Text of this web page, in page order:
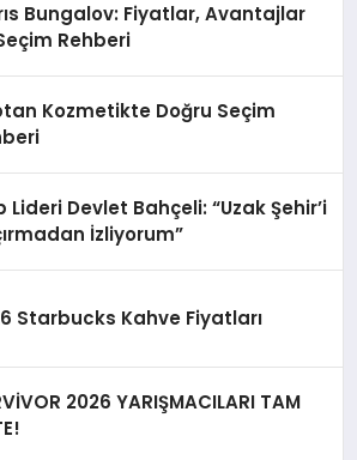
Bungalov: Fiyatlar, Avantajlar
Rehberi
Kozmetikte Doğru Seçim
Lideri Devlet Bahçeli: “Uzak Şehir’i
İzliyorum”
Starbucks Kahve Fiyatları
2026 YARIŞMACILARI TAM